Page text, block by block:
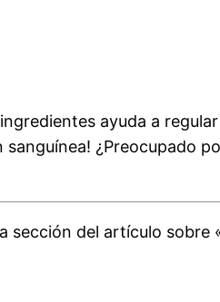
ayuda a
¿Preocupado
del artículo sobre